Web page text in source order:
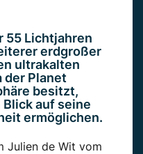
55 Lichtjahren
erdgroßer
ultrakalten
der Planet
besitzt,
auf seine
ermöglichen.
Julien de Wit vom